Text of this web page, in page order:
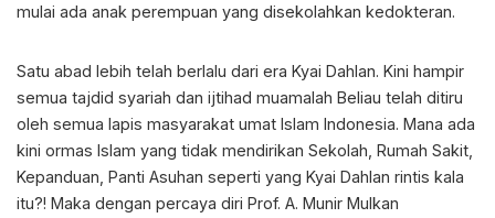
mulai ada anak perempuan yang disekolahkan kedokteran.
Satu abad lebih telah berlalu dari era Kyai Dahlan. Kini hampir
semua tajdid syariah dan ijtihad muamalah Beliau telah ditiru
oleh semua lapis masyarakat umat Islam Indonesia. Mana ada
kini ormas Islam yang tidak mendirikan Sekolah, Rumah Sakit,
Kepanduan, Panti Asuhan seperti yang Kyai Dahlan rintis kala
itu?! Maka dengan percaya diri Prof. A. Munir Mulkan